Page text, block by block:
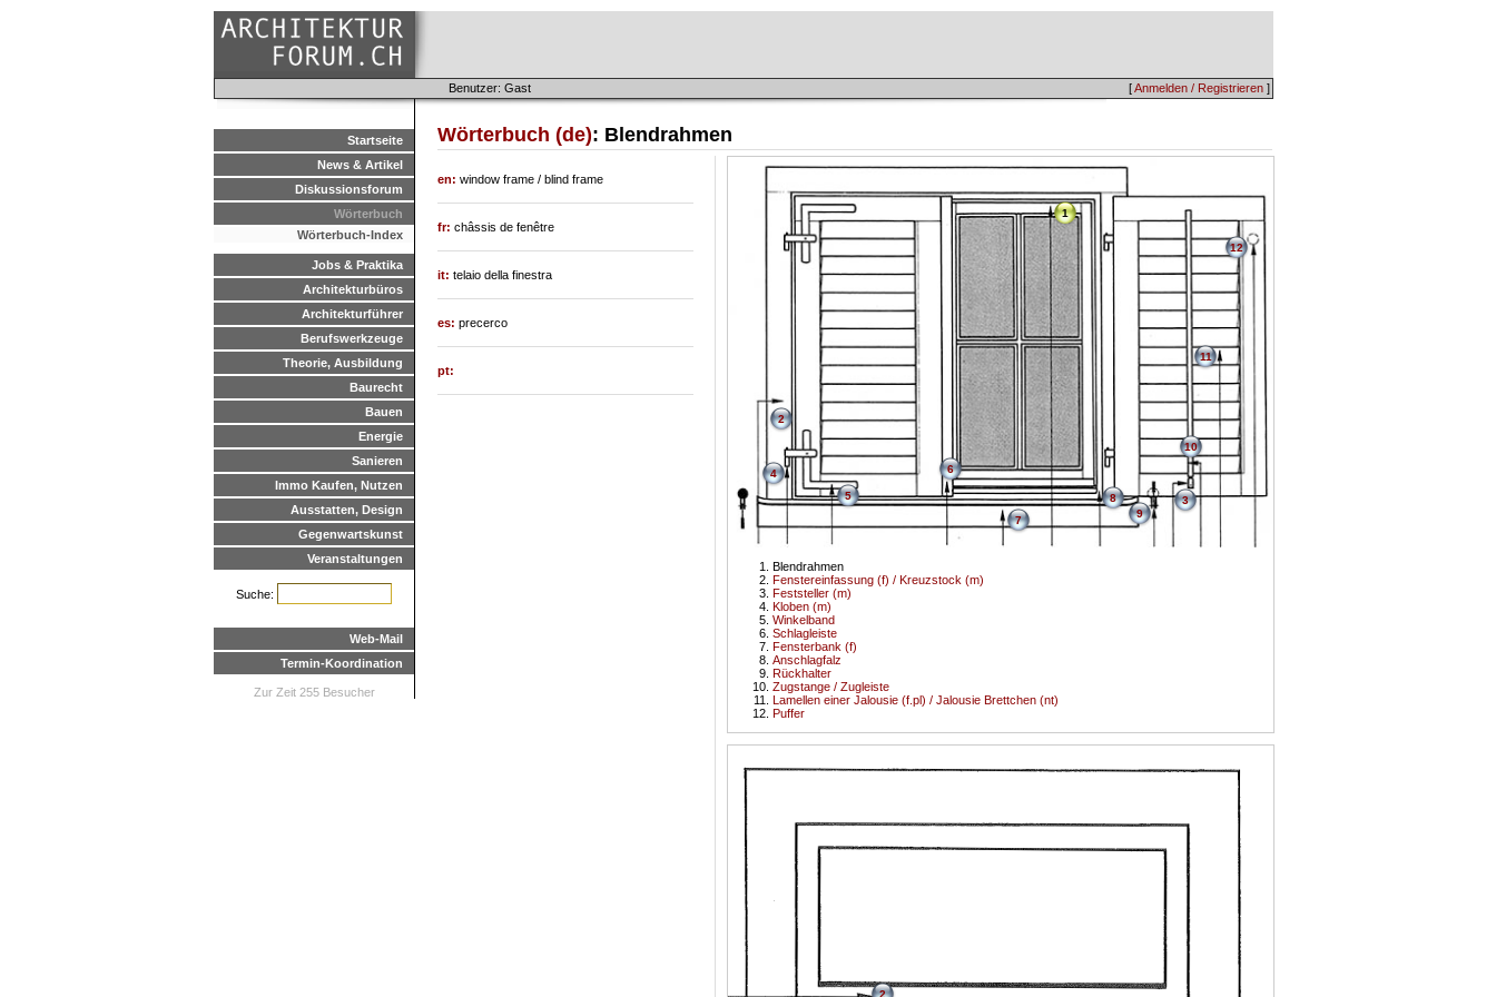
[Anmelden / Registrieren ]
Benutzer: Gast
Startseite
News & Artikel
Diskussionsforum
Wörterbuch
Wörterbuch-Index
Jobs & Praktika
Architekturbüros
Architekturführer
Berufswerkzeuge
Theorie, Ausbildung
Baurecht
Bauen
Energie
Sanieren
Immo Kaufen, Nutzen
Ausstatten, Design
Gegenwartskunst
Veranstaltungen
Suche:
Web-Mail
Termin-Koordination
Zur Zeit 255 Besucher
Wörterbuch (de): Blendrahmen
1
Blendrahmen
Fenstereinfassung (f) / Kreuzstock (m)
2
Feststeller (m)
3
Kloben (m)
4
Winkelband
5
Schlagleiste
6
Fensterbank (f)
7
Anschlagfalz
8
Rückhalter
9
Zugstange / Zugleiste
10
Lamellen einer Jalousie (f.pl) / Jalousie Brettchen (nt)
11
Puffer
12
2
en: window frame / blind frame
fr: châssis de fenêtre
it: telaio della finestra
es: precerco
pt: